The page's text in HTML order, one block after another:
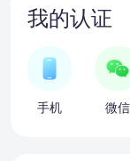
我的认证
手机 微信